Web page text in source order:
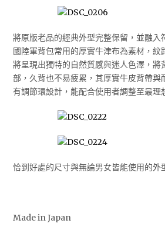
將原版老品的經典外型完整保留，並融
國陸軍背包常用的厚實牛津布為素材，
將呈現出獨特的自然質感與迷人色澤，
部，久背也不易疲累，其厚實牛皮背帶
有調節環設計，能配合使用者調整至最
恰到好處的尺寸與無論男女皆能使用的
Made in Japan